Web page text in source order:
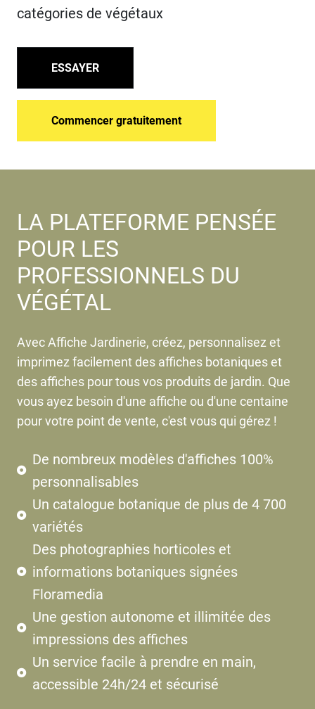
catégories de végétaux
ESSAYER
Commencer gratuitement
LA PLATEFORME PENSÉE
POUR LES
PROFESSIONNELS DU
VÉGÉTAL
Avec Affiche Jardinerie, créez, personnalisez et
imprimez facilement des affiches botaniques et
des affiches pour tous vos produits de jardin. Que
vous ayez besoin d'une affiche ou d'une centaine
pour votre point de vente, c'est vous qui gérez !
De nombreux modèles d'affiches 100%
personnalisables
Un catalogue botanique de plus de 4 700
variétés
Des photographies horticoles et
informations botaniques signées
Floramedia
Une gestion autonome et illimitée des
impressions des affiches
Un service facile à prendre en main,
accessible 24h/24 et sécurisé